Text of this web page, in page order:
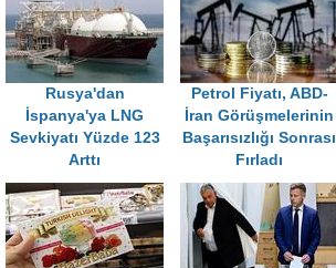
Rusya'dan
İspanya'ya LNG
Sevkiyatı Yüzde 123
Arttı
Petrol Fiyatı, ABD-
İran Görüşmelerinin
Başarısızlığı Sonrası
Fırladı